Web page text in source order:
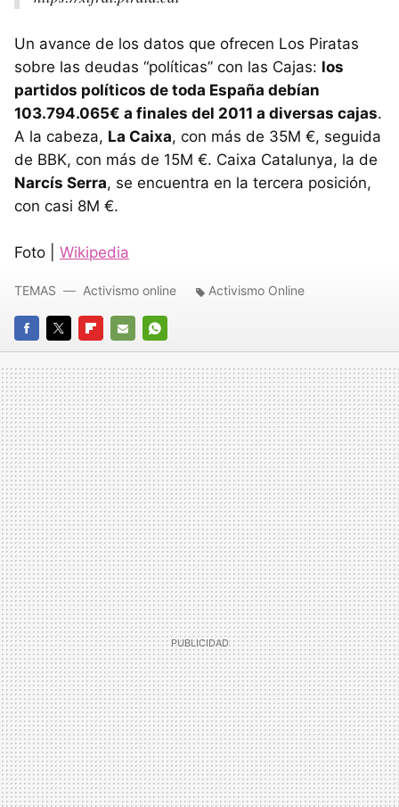
Un avance de los datos que ofrecen Los Piratas
sobre las deudas “políticas” con las Cajas: los
partidos políticos de toda España debían
103.794.065€ a finales del 2011 a diversas cajas.
A la cabeza, La Caixa, con más de 35M €, seguida
de BBK, con más de 15M €. Caixa Catalunya, la de
Narcís Serra, se encuentra en la tercera posición,
con casi 8M €.
Foto | Wikipedia
FACEBOOK
TWITTERFLIPBOARD
E-
MAIL
WHATSAPP
TEMAS Activismo online Activismo Online